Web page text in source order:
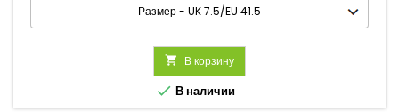
 В корзину
 В наличии